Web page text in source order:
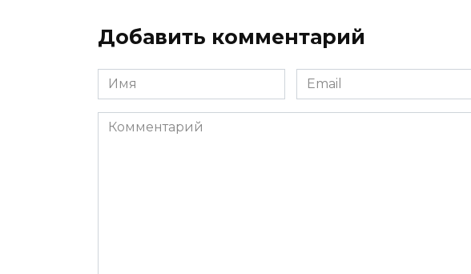
Добавить комментарий
Имя
*
Email
*
Комментарий